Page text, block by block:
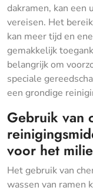
dakramen, kan een
vereisen. Het
kan meer tijd en
gemakkelijk
belangrijk om
speciale
een grondige
Gebruik van
voor het
Het gebruik van
wassen van ramen